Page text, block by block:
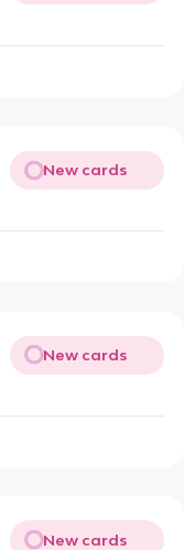
New cards
New cards
New cards